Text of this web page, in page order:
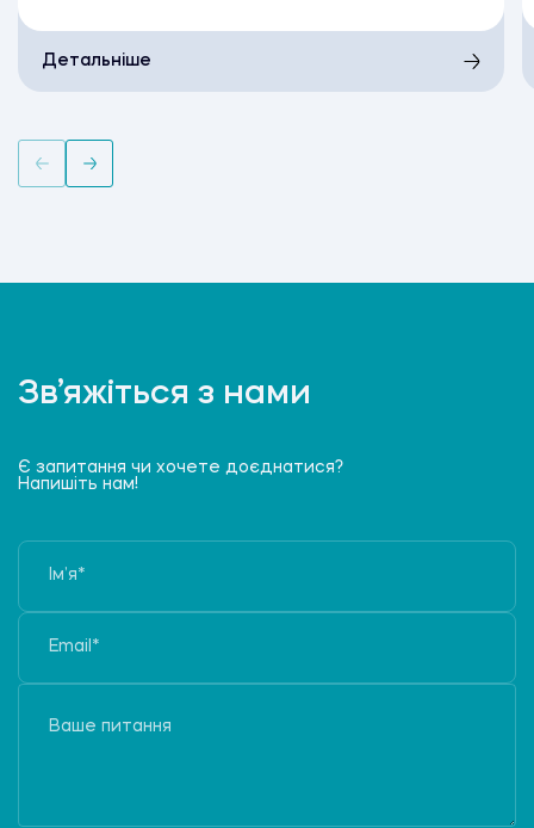
Детальніше
Зв’яжіться з нами
Є запитання чи хочете доєднатися?
Напишіть нам!